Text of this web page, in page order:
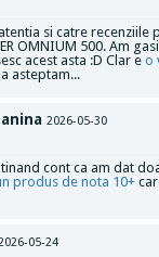
si catre recenziile
OMNIUM 500. Am
acest asta :D Clar eo
asteptam...
2026-05-30
cont ca am dat
produs de nota 10+
05-24